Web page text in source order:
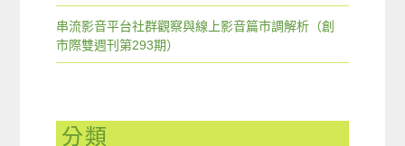
串流影音平台社群觀察與線上影音篇市調解析（創
市際雙週刊第293期）
分類